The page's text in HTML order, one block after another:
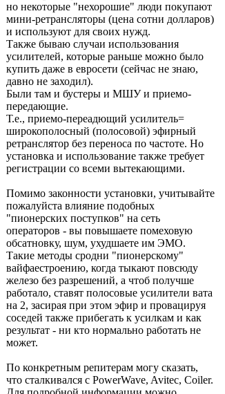
но некоторые "нехорошие" люди покупают
мини-ретрансляторы (цена сотни долларов)
и используют для своих нужд.
Также бываю случаи использования
усилителей, которые раньше можно было
купить даже в евросети (сейчас не знаю,
давно не заходил).
Были там и бустеры и МШУ и приемо-
передающие.
Т.е., приемо-переадющий усилитель=
широкополосный (полосовой) эфирный
ретранслятор без переноса по частоте. Но
установка и использование также требует
регистрации со всеми вытекающими.
Помимо законности установки, учитывайте
пожалуйста влияние подобных
"пионерских поступков" на сеть
операторов - вы повышаете помеховую
обсатновку, шум, ухудшаете им ЭМО.
Такие методы сродни "пионерскому"
вайфаестроению, когда тыкают повсюду
железо без разрешений, а чтоб получше
работало, ставят полосовые усилители вата
на 2, засирая при этом эфир и провацируя
соседей также прибегать к усилкам и как
результат - ни кто нормально работать не
может.
По конкретным репитерам могу сказать,
что сталкивался с PowerWave, Avitec, Coiler.